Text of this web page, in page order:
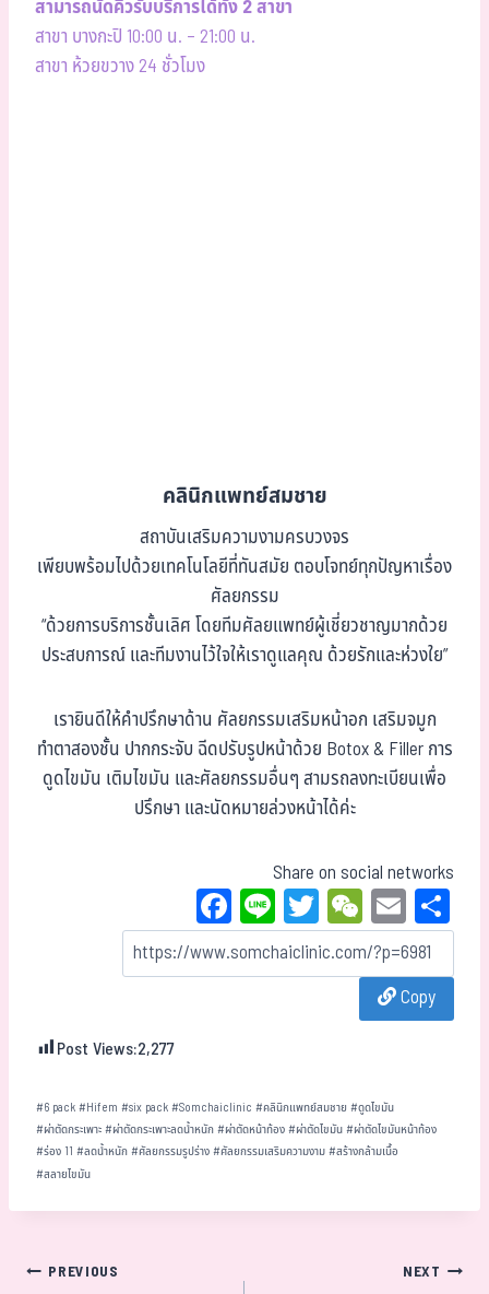
สามารถนัดคิวรับบริการได้ทั้ง 2 สาขา
สาขา บางกะปิ 10:00 น. – 21:00 น.
สาขา ห้วยขวาง 24 ชั่วโมง
คลินิกแพทย์สมชาย
สถาบันเสริมความงามครบวงจร
เพียบพร้อมไปด้วยเทคโนโลยีที่ทันสมัย ตอบโจทย์ทุกปัญหาเรื่อง
ศัลยกรรม
“ด้วยการบริการชั้นเลิศ โดยทีมศัลยแพทย์ผู้เชี่ยวชาญมากด้วย
ประสบการณ์ และทีมงานไว้ใจให้เราดูแลคุณ ด้วยรักและห่วงใย”
เรายินดีให้คำปรึกษาด้าน ศัลยกรรมเสริมหน้าอก เสริมจมูก
ทำตาสองชั้น ปากกระจับ ฉีดปรับรูปหน้าด้วย Botox & Filler การ
ดูดไขมัน เติมไขมัน และศัลยกรรมอื่นๆ สามรถลงทะเบียนเพื่อ
ปรึกษา และนัดหมายล่วงหน้าได้ค่ะ
Share on social networks
Fa
ce
bo
Li
ne
T
wi
tt
W
eC
ha
t
E
m
ail
Copy
Post Views:2,277
#6 pack#Hifem #six pack#Somchaiclinic #คลินิกแพทย์สมชาย #ดูดไขมัน
#ผ่าตัดกระเพาะ#ผ่าตัดกระเพาะลดน้ำหนัก#ผ่าตัดหน้าท้อง#ผ่าตัดไขมัน#ผ่าตัดไขมันหน้าท้อง
#ร่อง 11 #ลดน้ำหนัก#ศัลยกรรมรูปร่าง#ศัลยกรรมเสริมความงาม#สร้างกล้ามเนื้อ
#สลายไขมัน
PREVIOUS NEXT